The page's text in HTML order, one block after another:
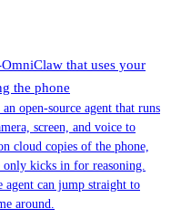
that uses your
the phone
open-source agent that runs
screen, and voice to
cloud copies of the phone,
only kicks in for reasoning.
agent can jump straight to
around.